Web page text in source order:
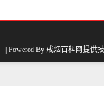
| Powered By 戒烟百科网提供